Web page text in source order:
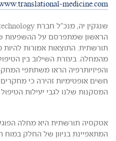
medicine.com/
הראשון שמתפרסם על ההשפעות
תורשתית. התוצאות אמורות להיות
מהמחלה. בעזרת השילוב בין
והפיזיותרפיה הראו משתתפי
חשים אופטימיות זהירה כי
המסקנות שלנו לגבי יעילות הטיפול
אטקסיה תורשתית היא מחלה
המתאפיינת בניוון של החלק במוח